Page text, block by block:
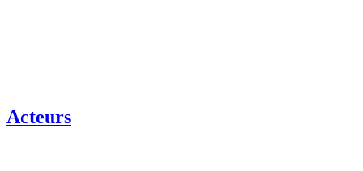
Acteurs